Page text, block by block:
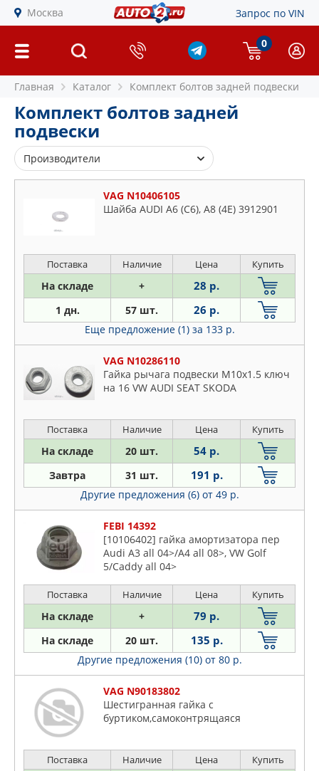
Москва Запрос по VIN
0
Главная Каталог Комплект болтов задней подвески
Комплект болтов задней
подвески
Производители
AUGER
FEBEST
FEBI
FORD
JIKIU
LYNXAUTO
MERCEDES
MOOG
NTY
OPTIMAL
PATRON
PEUGEOT
PORSCHE
QUATTRO FRENI
RTS
SAT
SIDEM
SKF
STELLOX
ZENTPARTS
ZZVF
VAG N10406105
Шайба AUDI A6 (C6), A8 (4E) 3912901
Поставка Наличие Цена Купить
На складе + 28 р.
1 дн. 57 шт. 26 р.
Еще предложение (1) за 133 р.
VAG N10286110
Гайка рычага подвески M10x1.5 ключ
на 16 VW AUDI SEAT SKODA
Поставка Наличие Цена Купить
На складе 20 шт. 54 р.
Завтра 31 шт. 191 р.
Другие предложения (6) от 49 р.
FEBI 14392
[10106402] гайка амортизатора пер
Audi A3 all 04>/A4 all 08>, VW Golf
5/Caddy all 04>
Поставка Наличие Цена Купить
На складе + 79 р.
На складе 20 шт. 135 р.
Другие предложения (10) от 80 р.
VAG N90183802
Шестигранная гайка с
буртиком,самоконтрящаяся
Поставка Наличие Цена Купить